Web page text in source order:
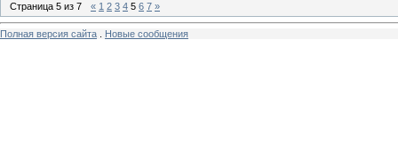
Страница 5 из 7 « 1 2 3 4 5 6 7 »
Полная версия сайта Новые сообщения